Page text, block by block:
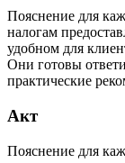
Пояснение для
налогам
удобном для
Они готовы
практические
Акт
Пояснение для